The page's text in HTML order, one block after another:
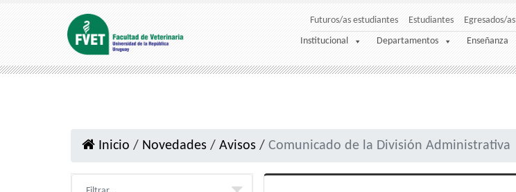
Futuros/as estudiantes Estudiantes Egresados/as
Institucional Departamentos Enseñanza
Inicio / Novedades / Avisos / Comunicado de la División Administrativa